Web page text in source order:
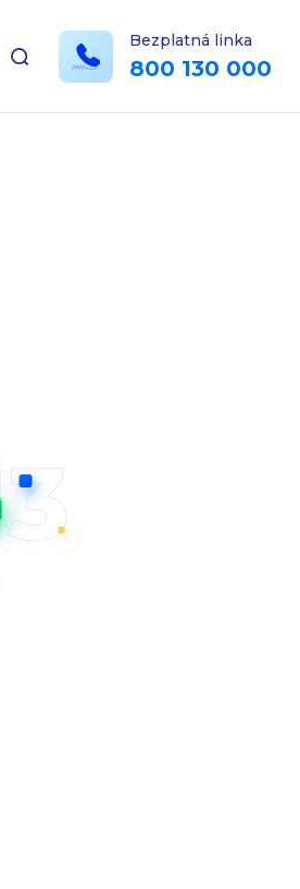
Bezplatná linka
800 130 000